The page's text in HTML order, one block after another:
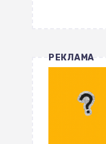
РЕКЛАМА